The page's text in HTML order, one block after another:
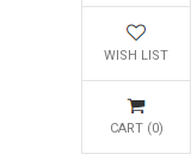
WISH LIST
CART (0)